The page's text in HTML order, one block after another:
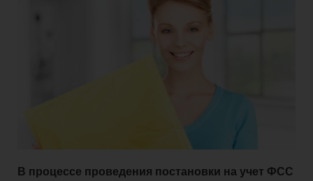
В процессе проведения постановки на учет ФСС